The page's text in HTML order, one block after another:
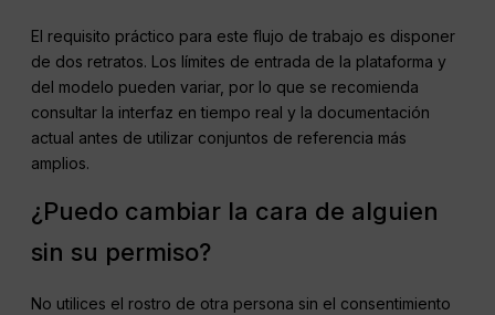
El requisito práctico para este flujo de trabajo es disponer
de dos retratos. Los límites de entrada de la plataforma y
del modelo pueden variar, por lo que se recomienda
consultar la interfaz en tiempo real y la documentación
actual antes de utilizar conjuntos de referencia más
amplios.
¿Puedo cambiar la cara de alguien
sin su permiso?
No utilices el rostro de otra persona sin el consentimiento